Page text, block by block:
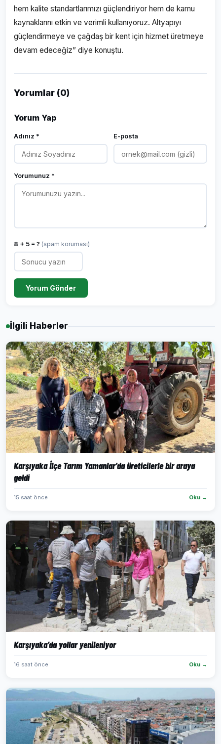
hem kalite standartlarımızı güçlendiriyor hem de kamu
kaynaklarını etkin ve verimli kullanıyoruz. Altyapıyı
güçlendirmeye ve çağdaş bir kent için hizmet üretmeye
devam edeceğiz” diye konuştu.
Yorumlar (0)
Yorum Yap
Adınız * E-posta
Yorumunuz *
8 + 5 = ? (spam koruması)
Yorum Gönder
İlgili Haberler
Karşıyaka İlçe Tarım Yamanlar'da üreticilerle bir araya
geldi
15 saat önce Oku →
Karşıyaka’da yollar yenileniyor
16 saat önce Oku →